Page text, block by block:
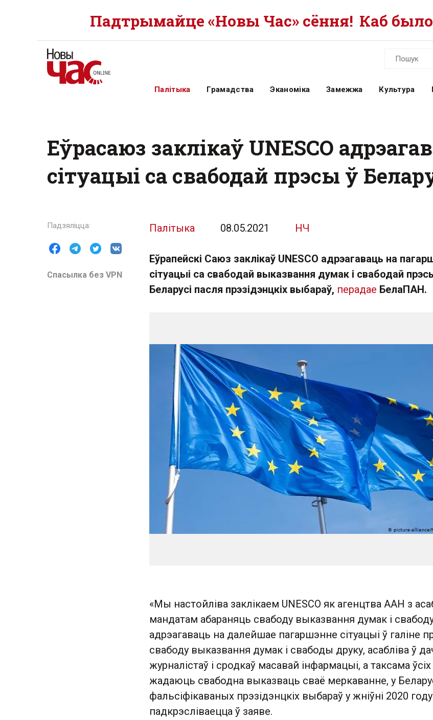
Падтрымайце «Новы Час» сёння! Каб
Палітыка Грамадства Эканоміка Замежжа Культура
Еўрасаюз заклікаў UNESCO
сітуацыі са свабодай прэсы ў
Спасылка без VPN
Палітыка 08.05.2021 НЧ
Еўрапейскі Саюз заклікаў UNESCO адрэагаваць на
сітуацыі са свабодай выказвання думак і свабодай
Беларусі пасля прэзідэнцкіх выбараў, перадае БелаПАН.
«Мы настойліва заклікаем UNESCO як агенцтва ААН з
мандатам абараняць свабоду выказвання думак і
адрэагаваць на далейшае пагаршэнне сітуацыі ў галіне
свабоду выказвання думак і свабоды друку, асабліва ў
журналістаў і сродкаў масавай інфармацыі, а таксама ўсіх
жадаюць свабодна выказваць сваё меркаванне, у
фальсіфікаваных прэзідэнцкіх выбараў у жніўні 2020
падкрэсліваецца ў заяве.